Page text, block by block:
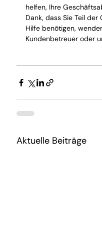
helfen, Ihre
Dank, dass Sie Teil
Hilfe benötigen,
Kundenbetreuer oder
Aktuelle Beiträge